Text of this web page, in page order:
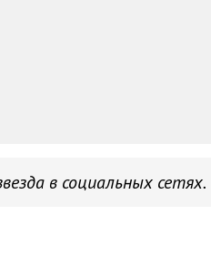
в социальных сетях.